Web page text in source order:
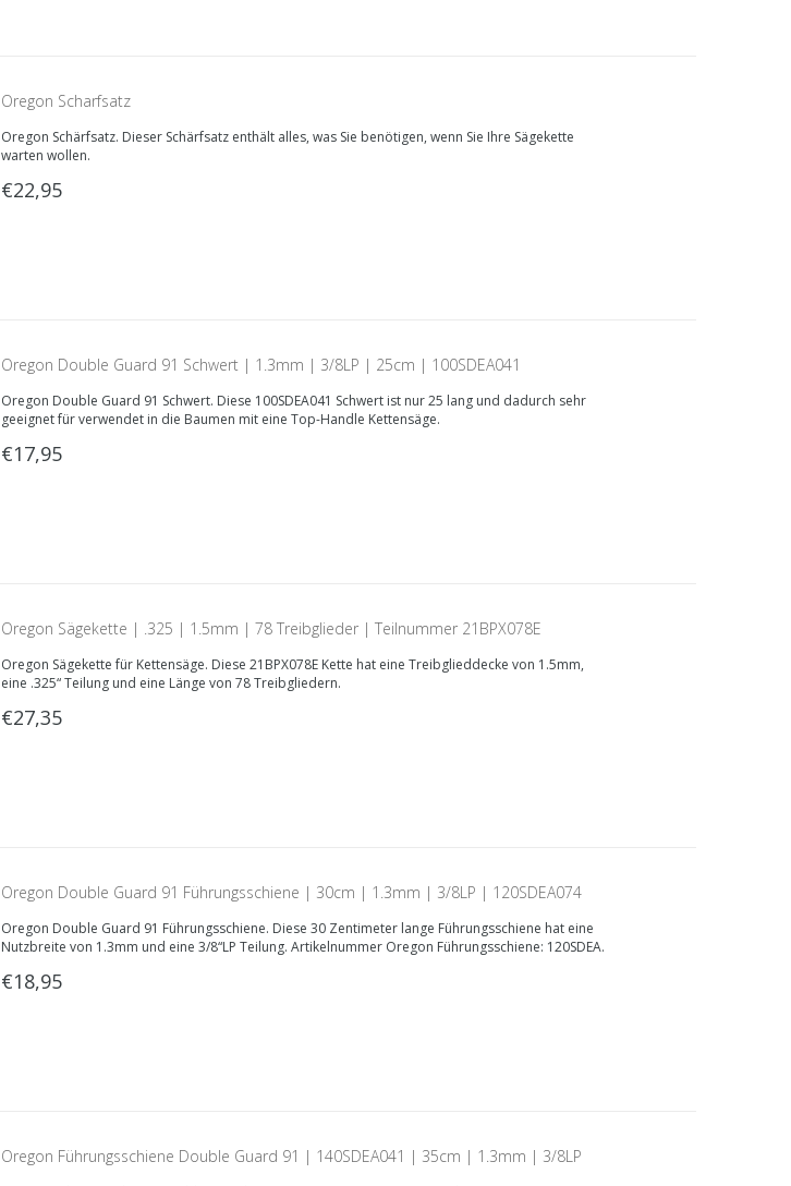
Oregon Scharfsatz
Oregon Schärfsatz. Dieser Schärfsatz enthält alles, was Sie benötigen, wenn Sie Ihre Sägekette
warten wollen.
€22,95
Oregon Double Guard 91 Schwert | 1.3mm | 3/8LP | 25cm | 100SDEA041
Oregon Double Guard 91 Schwert. Diese 100SDEA041 Schwert ist nur 25 lang und dadurch sehr
geeignet für verwendet in die Baumen mit eine Top-Handle Kettensäge.
€17,95
Oregon Sägekette | .325 | 1.5mm | 78 Treibglieder | Teilnummer 21BPX078E
Oregon Sägekette für Kettensäge. Diese 21BPX078E Kette hat eine Treibglieddecke von 1.5mm,
eine .325“ Teilung und eine Länge von 78 Treibgliedern.
€27,35
Oregon Double Guard 91 Führungsschiene | 30cm | 1.3mm | 3/8LP | 120SDEA074
Oregon Double Guard 91 Führungsschiene. Diese 30 Zentimeter lange Führungsschiene hat eine
Nutzbreite von 1.3mm und eine 3/8“LP Teilung. Artikelnummer Oregon Führungsschiene: 120SDEA.
€18,95
Oregon Führungsschiene Double Guard 91 | 140SDEA041 | 35cm | 1.3mm | 3/8LP